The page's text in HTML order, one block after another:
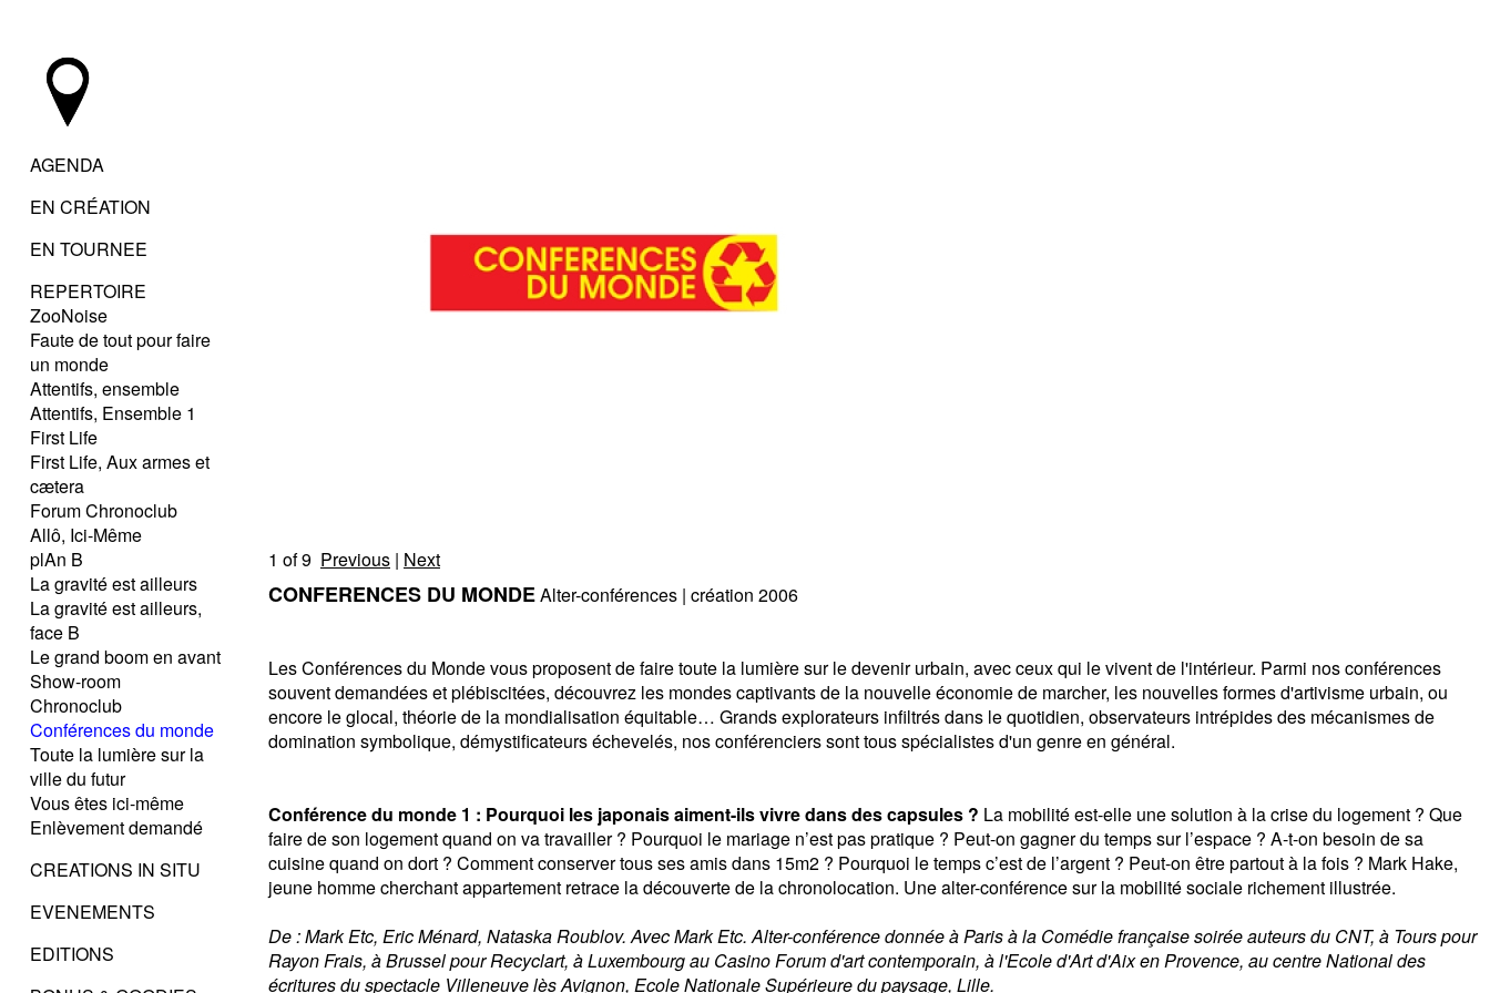
AGENDA
EN CRÉATION
EN TOURNEE
REPERTOIRE
ZooNoise
Faute de tout pour faire
un monde
Attentifs, ensemble
Attentifs, Ensemble 1
First Life
First Life, Aux armes et
cætera
Forum Chronoclub
Allô, Ici-Même
plAn B
La gravité est ailleurs
La gravité est ailleurs,
face B
Le grand boom en avant
Show-room
Chronoclub
Conférences du monde
Toute la lumière sur la
ville du futur
Vous êtes ici-même
Enlèvement demandé
CREATIONS IN SITU
EVENEMENTS
EDITIONS
1 of 9 Previous | Next
CONFERENCES DU MONDEAlter-conférences | création 2006
Les Conférences du Monde vous proposent de faire toute la lumière sur le devenir urbain, avec ceux qui le vivent de l'intérieur. Parmi nos conférences
souvent demandées et plébiscitées, découvrez les mondes captivants de la nouvelle économie de marcher, les nouvelles formes d'artivisme urbain, ou
encore le glocal, théorie de la mondialisation équitable… Grands explorateurs infiltrés dans le quotidien, observateurs intrépides des mécanismes de
domination symbolique, démystificateurs échevelés, nos conférenciers sont tous spécialistes d'un genre en général.
Conférence du monde 1 : Pourquoi les japonais aiment-ils vivre dans des capsules ? La mobilité est-elle une solution à la crise du logement ? Que
faire de son logement quand on va travailler ? Pourquoi le mariage n’est pas pratique ? Peut-on gagner du temps sur l’espace ? A-t-on besoin de sa
cuisine quand on dort ? Comment conserver tous ses amis dans 15m2 ? Pourquoi le temps c’est de l’argent ? Peut-on être partout à la fois ? Mark Hake,
jeune homme cherchant appartement retrace la découverte de la chronolocation. Une alter-conférence sur la mobilité sociale richement illustrée.
De : Mark Etc, Eric Ménard, Nataska Roublov. Avec Mark Etc. Alter-conférence donnée à Paris à la Comédie française soirée auteurs du CNT, à Tours pour
Rayon Frais, à Brussel pour Recyclart, à Luxembourg au Casino Forum d'art contemporain, à l'Ecole d'Art d'Aix en Provence, au centre National des
écritures du spectacle Villeneuve lès Avignon, Ecole Nationale Supérieure du paysage, Lille.